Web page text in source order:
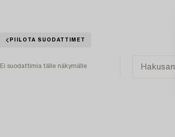
PIILOTA SUODATTIMET
Ei suodattimia tälle näkymälle